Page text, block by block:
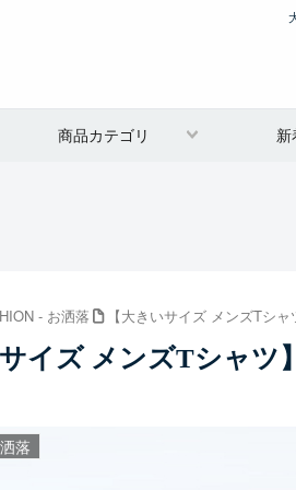
商品カテゴリ
- お洒落 【大きいサイズ メンズTシ
サイズ メンズTシャ
落